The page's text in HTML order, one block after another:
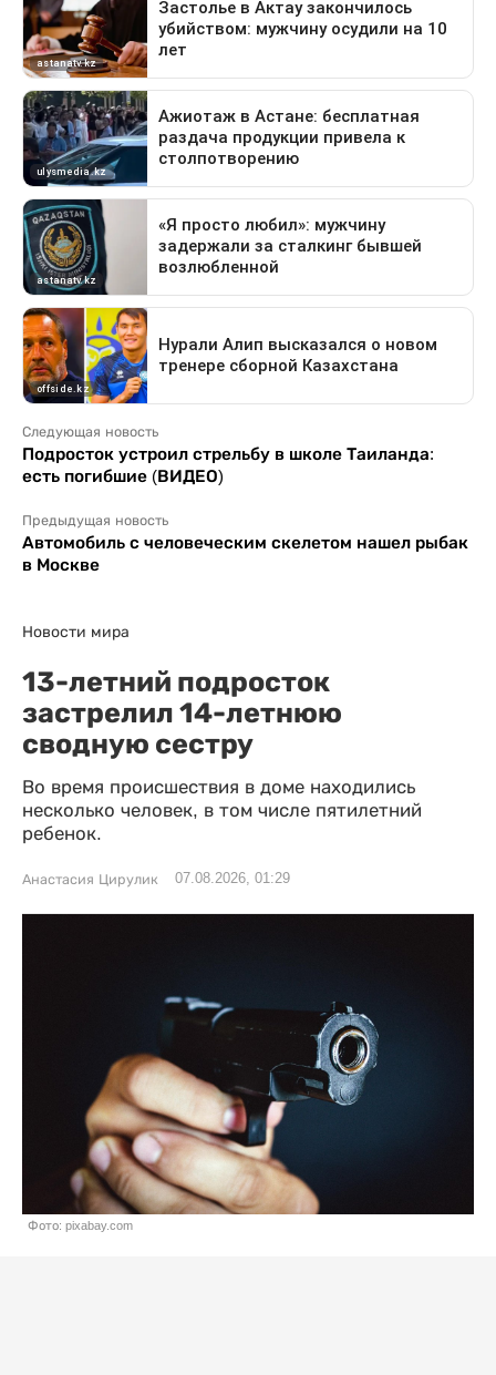
Следующая новость
Подросток устроил стрельбу в школе Таиланда:
есть погибшие (ВИДЕО)
Предыдущая новость
Автомобиль с человеческим скелетом нашел рыбак
в Москве
Новости мира
13-летний подросток
застрелил 14-летнюю
сводную сестру
Во время происшествия в доме находились
несколько человек, в том числе пятилетний
ребенок.
Анастасия Цирулик 07.08.2026, 01:29
Фото: pixabay.com